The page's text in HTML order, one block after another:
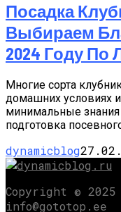
Посадка
Выбираем
2024 Году По
Многие сорта
домашних условиях
минимальные знания
подготовка
dynamicblog
Copyright © 2025
info@gototop.ee